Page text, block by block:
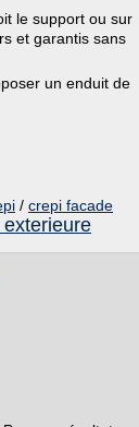
le support ou sur
et garantis sans
un enduit de
/ crepi facade